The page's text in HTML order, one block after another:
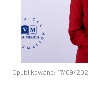
Opublikowane: 17/09/